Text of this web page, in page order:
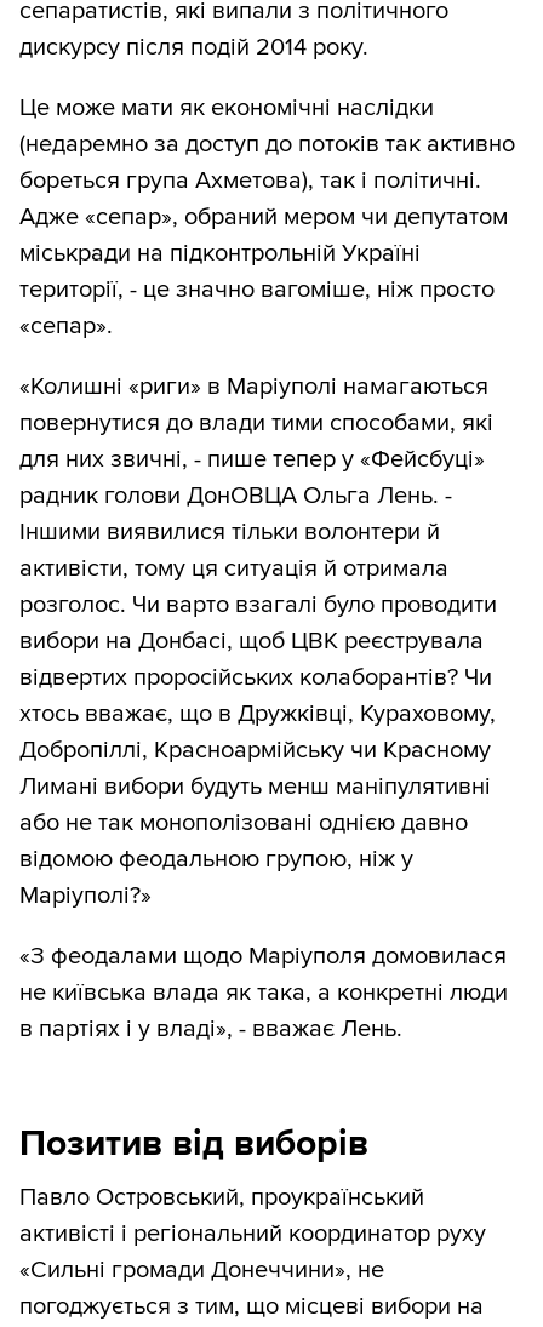
сепаратистів, які випали з політичного
дискурсу після подій 2014 року.
Це може мати як економічні наслідки
(недаремно за доступ до потоків так активно
бореться група Ахметова), так і політичні.
Адже «сепар», обраний мером чи депутатом
міськради на підконтрольній Україні
території, - це значно вагоміше, ніж просто
«сепар».
«Колишні «риги» в Маріуполі намагаються
повернутися до влади тими способами, які
для них звичні, - пише тепер у «Фейсбуці»
радник голови ДонОВЦА Ольга Лень. -
Іншими виявилися тільки волонтери й
активісти, тому ця ситуація й отримала
розголос. Чи варто взагалі було проводити
вибори на Донбасі, щоб ЦВК реєструвала
відвертих проросійських колаборантів? Чи
хтось вважає, що в Дружківці, Кураховому,
Добропіллі, Красноармійську чи Красному
Лимані вибори будуть менш маніпулятивні
або не так монополізовані однією давно
відомою феодальною групою, ніж у
Маріуполі?»
«З феодалами щодо Маріуполя домовилася
не київська влада як така, а конкретні люди
в партіях і у владі», - вважає Лень.
Позитив від виборів
Павло Островський, проукраїнський
активісті і регіональний координатор руху
«Сильні громади Донеччини», не
погоджується з тим, що місцеві вибори на